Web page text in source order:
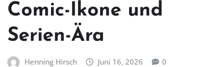
Comic-Ikone und
Serien-Ära
Henning Hirsch Juni 16, 2026 0